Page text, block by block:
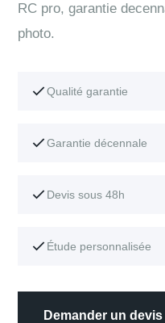
RC pro, garantie
photo.
Qualité garantie
Garantie décennale
Devis sous 48h
Étude personnalisée
Demander un